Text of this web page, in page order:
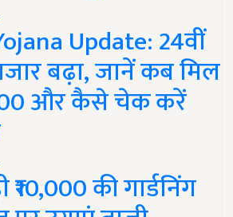
Update: 24वीं
बढ़ा, जानें कब मिल
और कैसे चेक करें
की गार्डनिंग